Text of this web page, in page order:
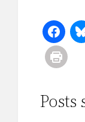
Posts